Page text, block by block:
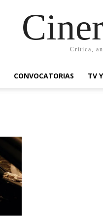
Crítica,
CONVOCATORIAS TV